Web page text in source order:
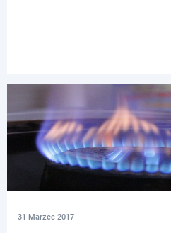
31 Marzec 2017